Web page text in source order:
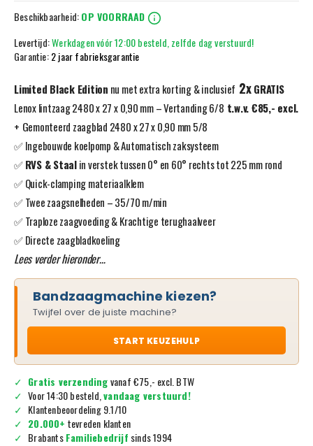
Beschikbaarheid:OP VOORRAAD
Levertijd:Werkdagen vóór 12:00 besteld, zelfde dag verstuurd!
Garantie:2 jaar fabrieksgarantie
Limited Black Edition nu met extra korting & inclusief 2xGRATIS
Lenox lintzaag 2480 x 27 x 0,90 mm – Vertanding 6/8 t.w.v. €85,- excl.
+ Gemonteerd zaagblad 2480 x 27 x 0,90 mm 5/8
✅ Ingebouwde koelpomp & Automatisch zaksysteem
✅RVS & Staalin verstek tussen 0° en 60° rechts tot 225 mm rond
✅ Quick-clamping materiaalklem
✅ Twee zaagsnelheden – 35/70 m/min
✅ Traploze zaagvoeding & Krachtige terughaalveer
✅ Directe zaagbladkoeling
Lees verder hieronder…
Bandzaagmachine kiezen?
Twijfel over de juiste machine?
START KEUZEHULP
Gratis verzendingvanaf €75,- excl. BTW
Voor 14:30 besteld,vandaag verstuurd!
Klantenbeoordeling 9.1/10
20.000+ tevreden klanten
BrabantsFamiliebedrijf sinds 1994